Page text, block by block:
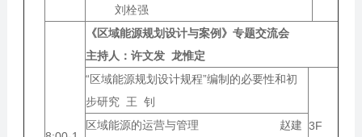
刘栓强
《区域能源规划设计与案例》专题交流会
主持人： 许文发 龙惟定
“区域能源规划设计规程”编制的必要性和初
步研究 王 钊
3F
区域能源的运营与管理 赵建